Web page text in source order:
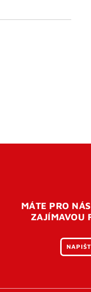
MÁTE PRO
ZAJÍMAVOU